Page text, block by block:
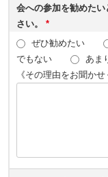
会への参加を勧めた
さい。 *
ぜひ勧めたい
でもない
あま
《その理由をお聞かせ